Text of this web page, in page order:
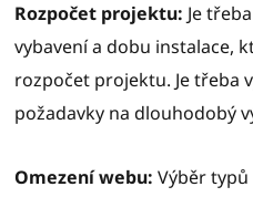
Rozpočet projektu: Je
vybavení a dobu instalace,
rozpočet projektu. Je třeba
požadavky na dlouhodobý
Omezení webu: Výběr